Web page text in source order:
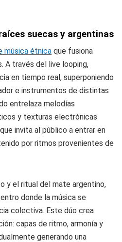
suecas y argentinas
música étnica que fusiona
A través del live looping,
en tiempo real, superponiendo
e instrumentos de distintas
entrelaza melodías
y texturas electrónicas
invita al público a entrar en
por ritmos provenientes de
y el ritual del mate argentino,
donde la música se
colectiva. Este dúo crea
capas de ritmo, armonía y
generando una